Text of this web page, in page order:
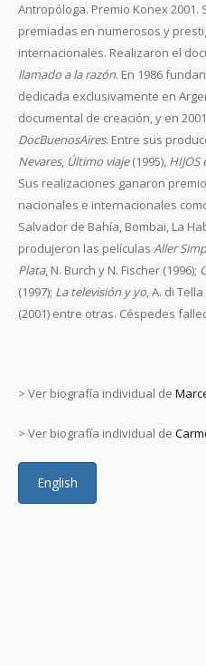
Antropóloga. Premio Konex
premiadas en numerosos y
internacionales. Realizaron el
llamado a la razón. En 1986 fundan
dedicada exclusivamente en
documental de creación, y en
DocBuenosAires. Entre sus
Nevares, Último viaje(1995),
Sus realizaciones ganaron
nacionales e internacionales
Salvador de Bahía, Bombai, La
produjeron las películas Aller
Plata, N. Burch y N. Fischer (1996);
(1997); La televisión y yo, A. di
(2001) entre otras. Céspedes
> Ver biografía individual de
> Ver biografía individual de
English